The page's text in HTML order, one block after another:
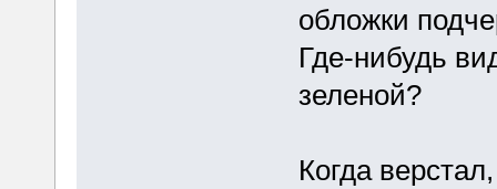
обложки
Где-нибудь
зеленой?
Когда